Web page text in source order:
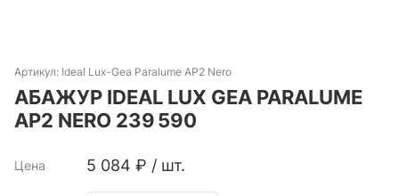
Артикул: Ideal Lux-Gea Paralume AP2 Nero
АБАЖУР IDEAL LUX GEA PARALUME
AP2 NERO 239 590
Цена 5 084 ₽ / шт.